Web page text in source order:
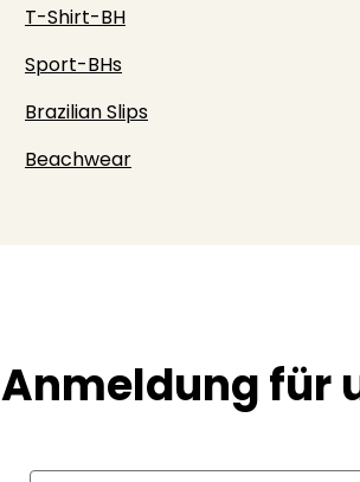
T-Shirt-BH
Sport-BHs
Brazilian Slips
Beachwear
Anmeldung für